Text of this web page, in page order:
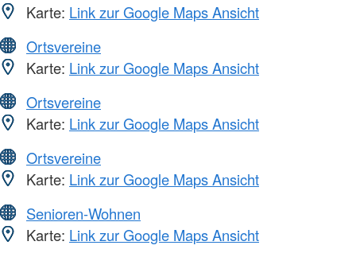
Karte: Link zur Google Maps Ansicht
Ortsvereine
Karte: Link zur Google Maps Ansicht
Ortsvereine
Karte: Link zur Google Maps Ansicht
Ortsvereine
Karte: Link zur Google Maps Ansicht
Senioren-Wohnen
Karte: Link zur Google Maps Ansicht